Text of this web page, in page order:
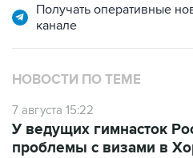
Получать оперативные
канале
НОВОСТИ ПО ТЕМЕ
7 августа 15:22
У ведущих гимнасток
проблемы с визами в